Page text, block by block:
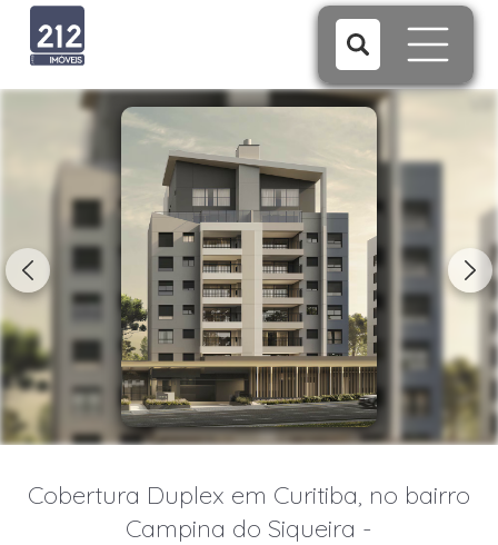
Cobertura Duplex em Curitiba, no bairro
Campina do Siqueira -